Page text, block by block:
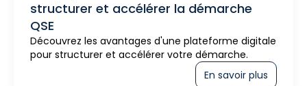
structurer et accélérer la démarche
QSE
Découvrez les avantages d'une plateforme digitale
pour structurer et accélérer votre démarche.
En savoir plus